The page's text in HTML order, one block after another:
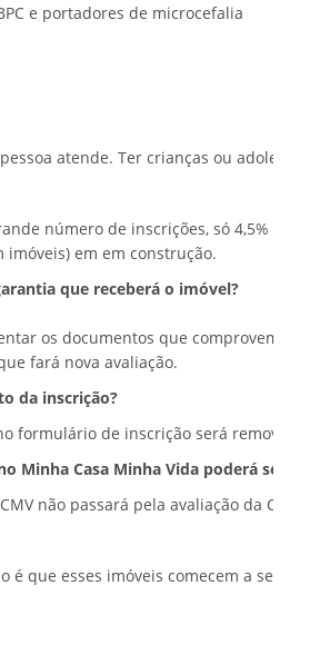
e portadores de microcefalia
atende. Ter crianças ou
número de inscrições, só 4,5% das
imóveis) em em construção.
que receberá o imóvel?
os documentos que comprovem
fará nova avaliação.
da inscrição?
de inscrição será removido
Casa Minha Vida poderá ser
não passará pela avaliação da Caixa
que esses imóveis comecem a ser